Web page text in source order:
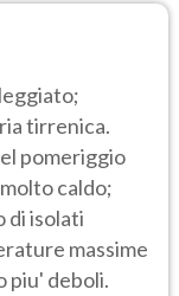
tirrenica.
pomeriggio
caldo;
di isolati
massime
piu' deboli.